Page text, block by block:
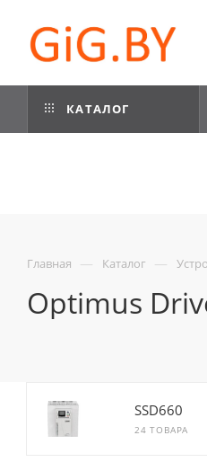
КАТАЛОГ
Главная — Каталог —
Optimus
SSD660
24 ТОВАРА